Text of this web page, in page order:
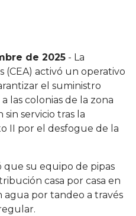
de 2025 - La
(CEA) activó un operativo
el suministro
las colonias de la zona
servicio tras la
II por el desfogue de la
su equipo de pipas
casa por casa en
agua por tandeo a través